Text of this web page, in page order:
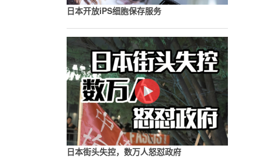
日本开放iPS细胞保存服务
日本街头失控，数万人怒怼政府